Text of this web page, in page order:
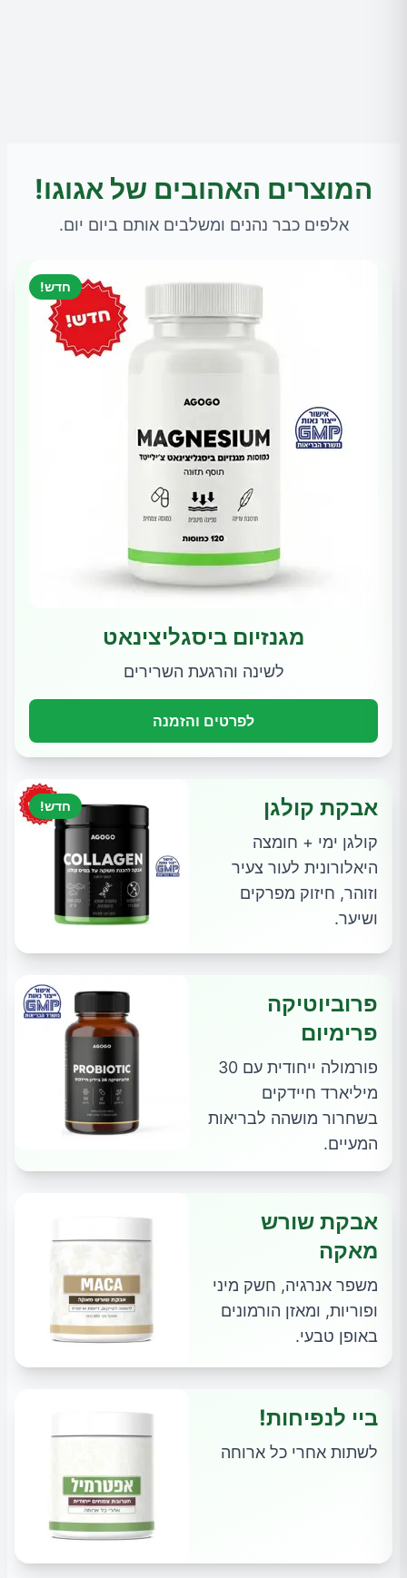
המוצרים האהובים של אגוגו!
אלפים כבר נהנים ומשלבים אותם ביום יום.
חדש!
מגנזיום ביסגליצינאט
לשינה והרגעת השרירים
לפרטים והזמנה
חדש! אבקת קולגן
קולגן ימי + חומצה
היאלורונית לעור צעיר
וזוהר, חיזוק מפרקים
ושיער.
פרוביוטיקה
פרימיום
פורמולה ייחודית עם 30
מיליארד חיידקים
בשחרור מושהה לבריאות
המעיים.
אבקת שורש
מאקה
משפר אנרגיה, חשק מיני
ופוריות, ומאזן הורמונים
באופן טבעי.
ביי לנפיחות!
לשתות אחרי כל ארוחה